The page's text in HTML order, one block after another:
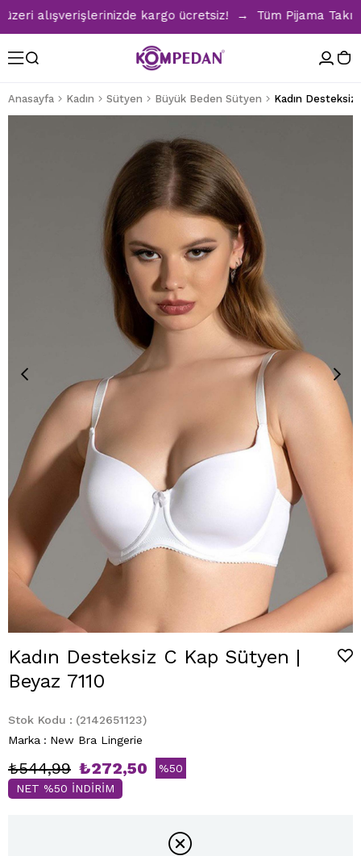
alışverişlerinizde kargo ücretsiz! → Tüm Pijama
Anasayfa Kadın Sütyen Büyük Beden Sütyen Kadın Desteksiz
Kadın Desteksiz C Kap Sütyen |
Beyaz 7110
Stok Kodu
(2142651123)
Marka : New Bra Lingerie
₺544,99 ₺272,50 %50
NET %50 İNDİRİM